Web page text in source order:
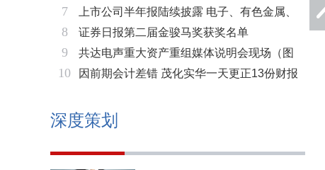
7
8
9
10
两脉”赋能火电绿色低碳转型
上市公司半年报陆续披露 电子、有色金属、
基础化工三大板块率先走强
证券日报第二届金骏马奖获奖名单
共达电声重大资产重组媒体说明会现场（图
片）
因前期会计差错 茂化实华一天更正13份财报
深度策划